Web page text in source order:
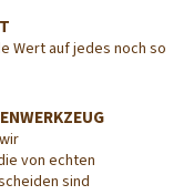
Wert auf jedes noch so
von echten
sind